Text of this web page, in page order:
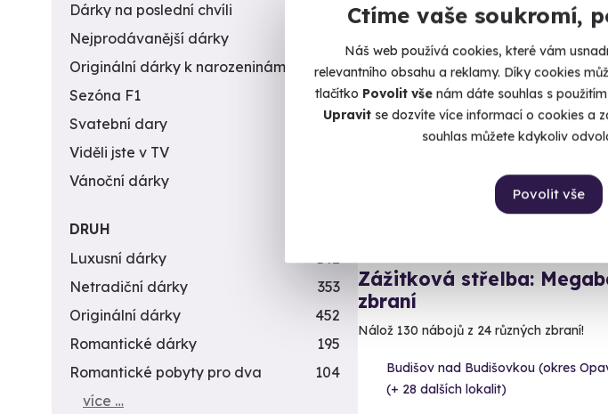
Ctíme vaše soukromí,
Náš web používá cookies, které vám
relevantního obsahu a reklamy. Díky cookies
tlačítko Povolit vše nám dáte souhlas s
Upravitse dozvíte více informací o cookies a
souhlas můžete kdykoliv
Povolit vše
Volný termín už 14. 08. 2026
Zážitková střelba:
zbraní
Nálož 130 nábojů z 24 různých zbraní!
Budišov nad Budišovkou (okres
(+ 28 dalších lokalit)
Dárky na poslední chvíli
Nejprodávanější dárky
Originální dárky k narozeninám
422
Sezóna F1
4
Svatební dary
196
Viděli jste v TV
Vánoční dárky
DRUH
Luxusní dárky
142
Netradiční dárky
353
Originální dárky
452
Romantické dárky
195
Romantické pobyty pro dva
104
více …